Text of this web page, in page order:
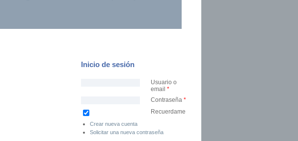
Inicio de sesión
Usuario o
email *
Contraseña *
Recuerdame
Crear nueva cuenta
Solicitar una nueva contraseña